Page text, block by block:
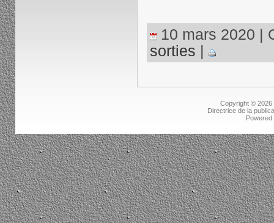
10 mars 2020 |
sorties |
Copyright © 2026
Directrice de la